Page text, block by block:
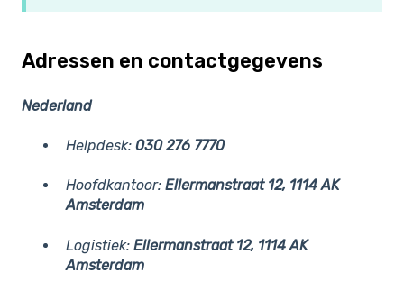
Adressen en contactgegevens
Nederland
Helpdesk: 030 276 7770
Hoofdkantoor: Ellermanstraat 12, 1114 AK
Amsterdam
Logistiek: Ellermanstraat 12, 1114 AK
Amsterdam